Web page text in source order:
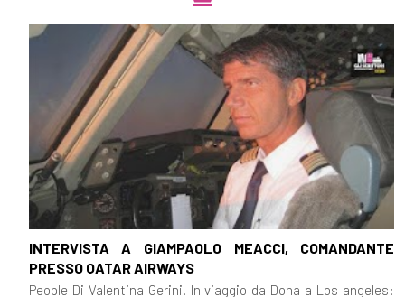
INTERVISTA A GIAMPAOLO MEACCI, COMANDANTE
PRESSO QATAR AIRWAYS
People Di Valentina Gerini. In viaggio da Doha a Los angeles: